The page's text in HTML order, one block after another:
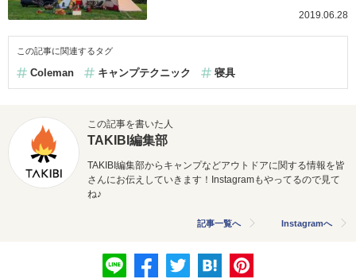
2019.06.28
この記事に関連するタグ
Coleman キャンプテクニック 寝具
この記事を書いた人
TAKIBI編集部
TAKIBI編集部からキャンプなどアウトドアに関する情報を皆
さんにお伝えしていきます！Instagramもやってるので見て
ね♪
記事一覧へ Instagramへ